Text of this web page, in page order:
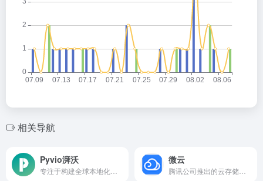
相关导航
Pyvio湃沃 微云